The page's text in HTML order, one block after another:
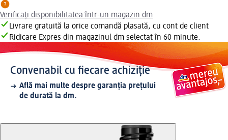
Verificați disponibilitatea într-un magazin dm
Livrare gratuită la orice comandă plasată, cu cont de client
Ridicare Expres din magazinul dm selectat în 60 minute.
Convenabil cu fiecare achiziție
Află mai multe despre garanția prețului
de durată la dm.